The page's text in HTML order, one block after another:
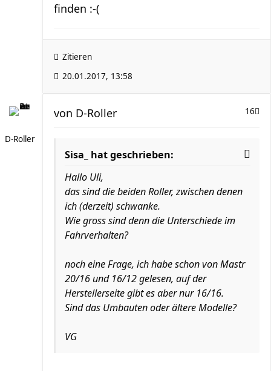
finden :-(
Zitieren
20.01.2017, 13:58
D-Roller
16
von D-Roller
Sisa_ hat geschrieben:
Hallo Uli,
das sind die beiden Roller, zwischen denen
ich (derzeit) schwanke.
Wie gross sind denn die Unterschiede im
Fahrverhalten?
noch eine Frage, ich habe schon von Mastr
20/16 und 16/12 gelesen, auf der
Herstellerseite gibt es aber nur 16/16.
Sind das Umbauten oder ältere Modelle?
VG